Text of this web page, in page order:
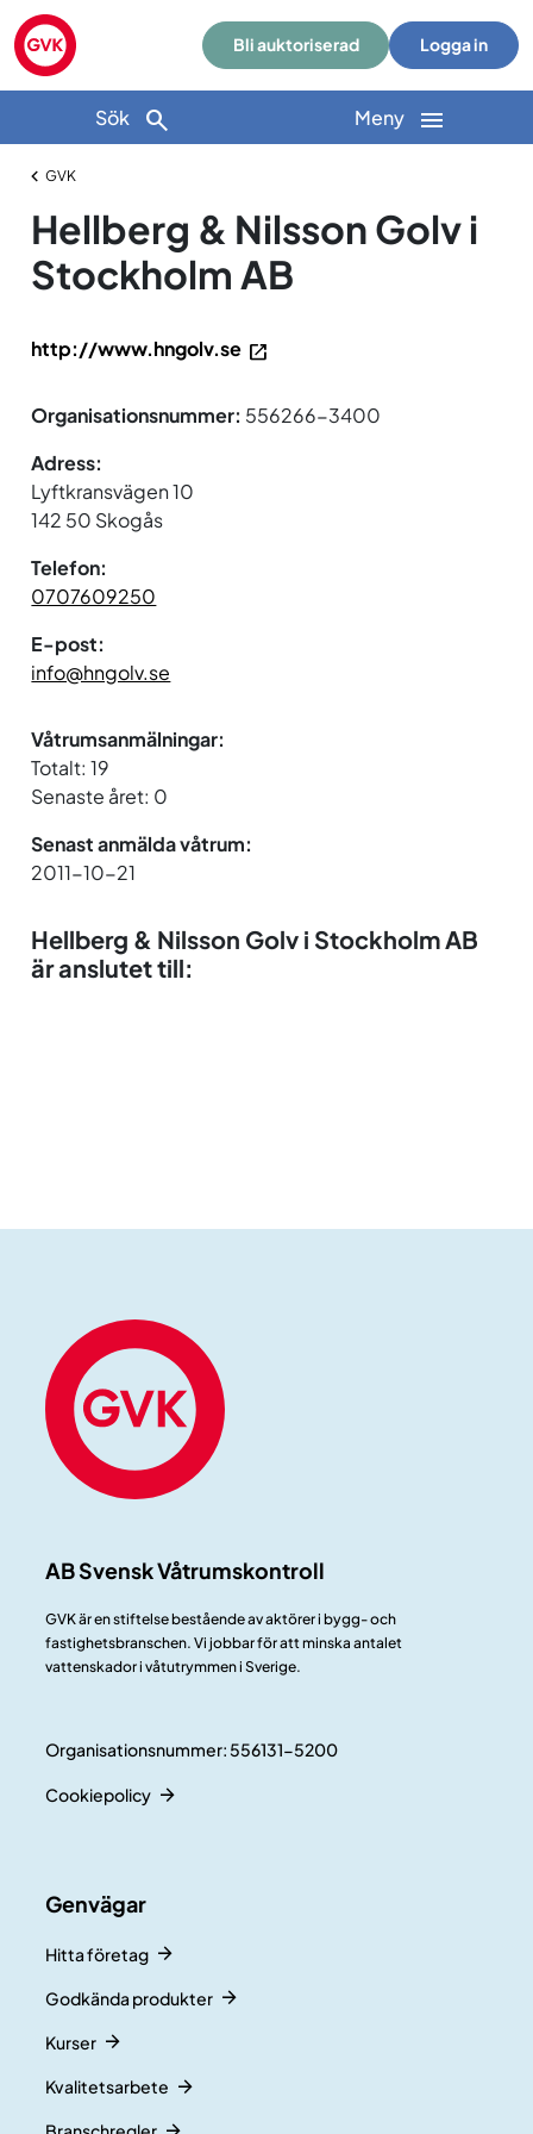
Bli auktoriserad Logga in
Sök Meny
GVK
Hellberg & Nilsson Golv i
Stockholm AB
http://www.hngolv.se
Organisationsnummer: 556266-3400
Adress:
Lyftkransvägen 10
142 50 Skogås
Telefon:
0707609250
E-post:
info@hngolv.se
Våtrumsanmälningar:
Totalt: 19
Senaste året: 0
Senast anmälda våtrum:
2011-10-21
Hellberg & Nilsson Golv i Stockholm AB
är anslutet till:
AB Svensk Våtrumskontroll
GVK är en stiftelse bestående av aktörer i bygg- och
fastighetsbranschen. Vi jobbar för att minska antalet
vattenskador i våtutrymmen i Sverige.
Organisationsnummer: 556131-5200
Cookiepolicy
Genvägar
Hitta företag
Godkända produkter
Kurser
Kvalitetsarbete